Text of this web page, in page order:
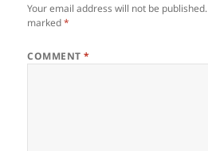
Your email address will not be published.
marked*
COMMENT*